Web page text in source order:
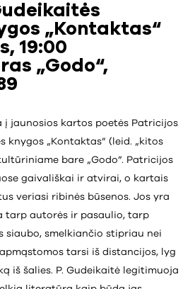
„Kontaktas“
19:00
„Godo“,
į jaunosios kartos poetės Patricijos
knygos „Kontaktas” (leid. „kitos
bare „Godo”. Patricijos
gaivališkai ir atvirai, o kartais
veriasi ribinės būsenos. Jos yra
tarp autorės ir pasaulio, tarp
siaubo, smelkiančio stipriau nei
tarsi iš distancijos, lyg
iš šalies. P. Gudeikaitė legitimuoja